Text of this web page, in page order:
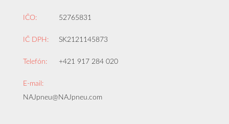
IČO: 52765831
IČ DPH: SK2121145873
Telefón: +421 917 284 020
E-mail:
NAJpneu@NAJpneu.com